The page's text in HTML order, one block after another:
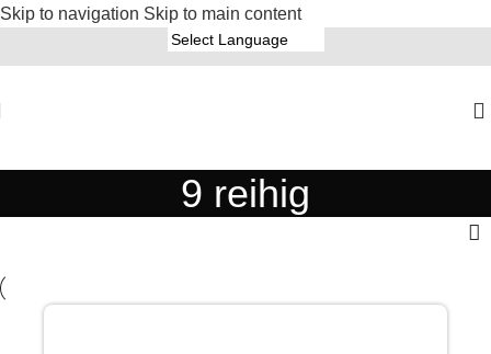
Skip to navigation Skip to main content
9 reihig